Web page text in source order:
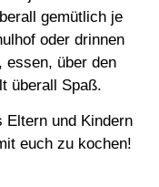
gemütlich je
oder drinnen
essen, über den
überall Spaß.
Eltern und Kindern
euch zu kochen!